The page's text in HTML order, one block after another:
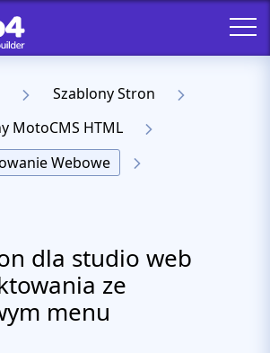
Szablony Stron
MotoCMS HTML
Webowe
dla studio web
ze
menu